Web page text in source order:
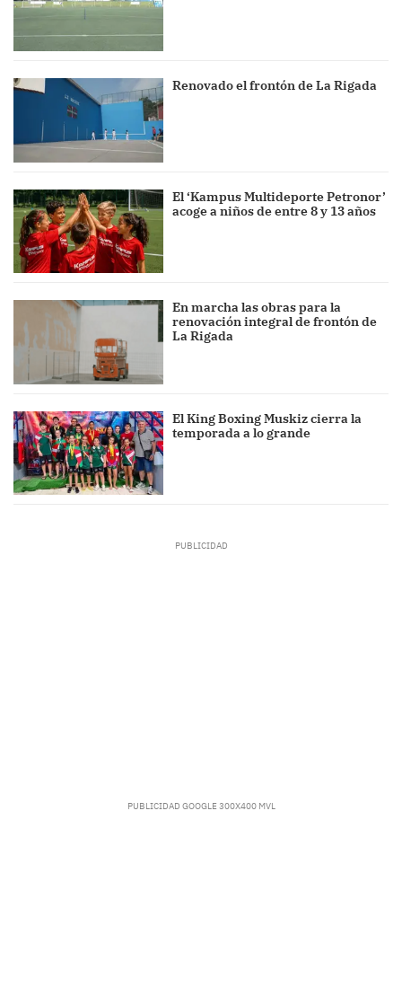
Renovado el frontón de La Rigada
El ‘Kampus Multideporte Petronor’
acoge a niños de entre 8 y 13 años
En marcha las obras para la
renovación integral de frontón de
La Rigada
El King Boxing Muskiz cierra la
temporada a lo grande